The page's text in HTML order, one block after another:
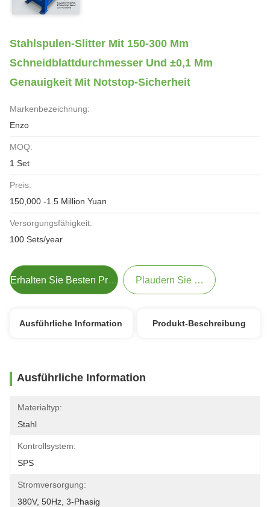
Stahlspulen-Slitter Mit 150-300 Mm
Schneidblattdurchmesser Und ±0,1 Mm
Genauigkeit Mit Notstop-Sicherheit
Markenbezeichnung:
Enzo
MOQ:
1 Set
Preis:
150,000 -1.5 Million Yuan
Versorgungsfähigkeit:
100 Sets/year
Erhalten Sie Besten Preis Plaudern Sie Jetzt
Ausführliche Information Produkt-Beschreibung
Ausführliche Information
Materialtyp:
Stahl
Kontrollsystem:
SPS
Stromversorgung:
380V, 50Hz, 3-Phasig